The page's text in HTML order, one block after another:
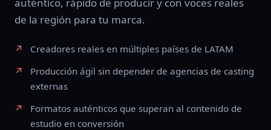
de la región para tu marca.
Creadores reales en múltiples países de LATAM
Producción ágil sin depender de agencias de casting
externas
Formatos auténticos que superan al contenido de
estudio en conversión